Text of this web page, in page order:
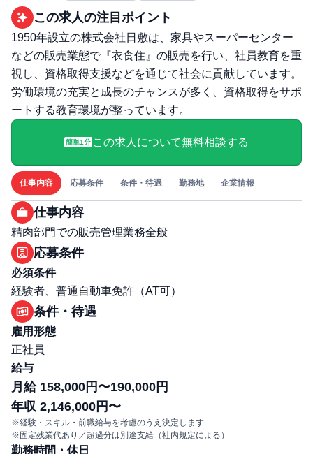
この求人の注目ポイント
1950年設立の株式会社日敷は、家具やスーパーセンター
などの販売業態で『衣食住』の販売を行い、社員教育を重
視し、資格取得支援などを通じて社会に貢献しています。
労働環境の充実と成長のチャンスが多く、資格取得をサポ
ートする教育環境が整っています。
簡単1分 この求人について無料相談する
仕事内容 応募条件 条件・待遇 勤務地 企業情報
仕事内容
精肉部門での販売管理業務全般
応募条件
必須条件
経験者、普通自動車免許（AT可）
条件・待遇
雇用形態
正社員
給与
月給 158,000円〜190,000円
年収 2,146,000円〜
※経験・スキル・前職給与を考慮のうえ決定します
※固定残業代あり／超過分は別途支給（社内規定による）
勤務時間・休日